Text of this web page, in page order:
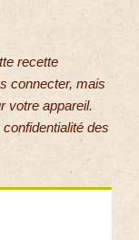
recette
connecter, mais
votre appareil.
des